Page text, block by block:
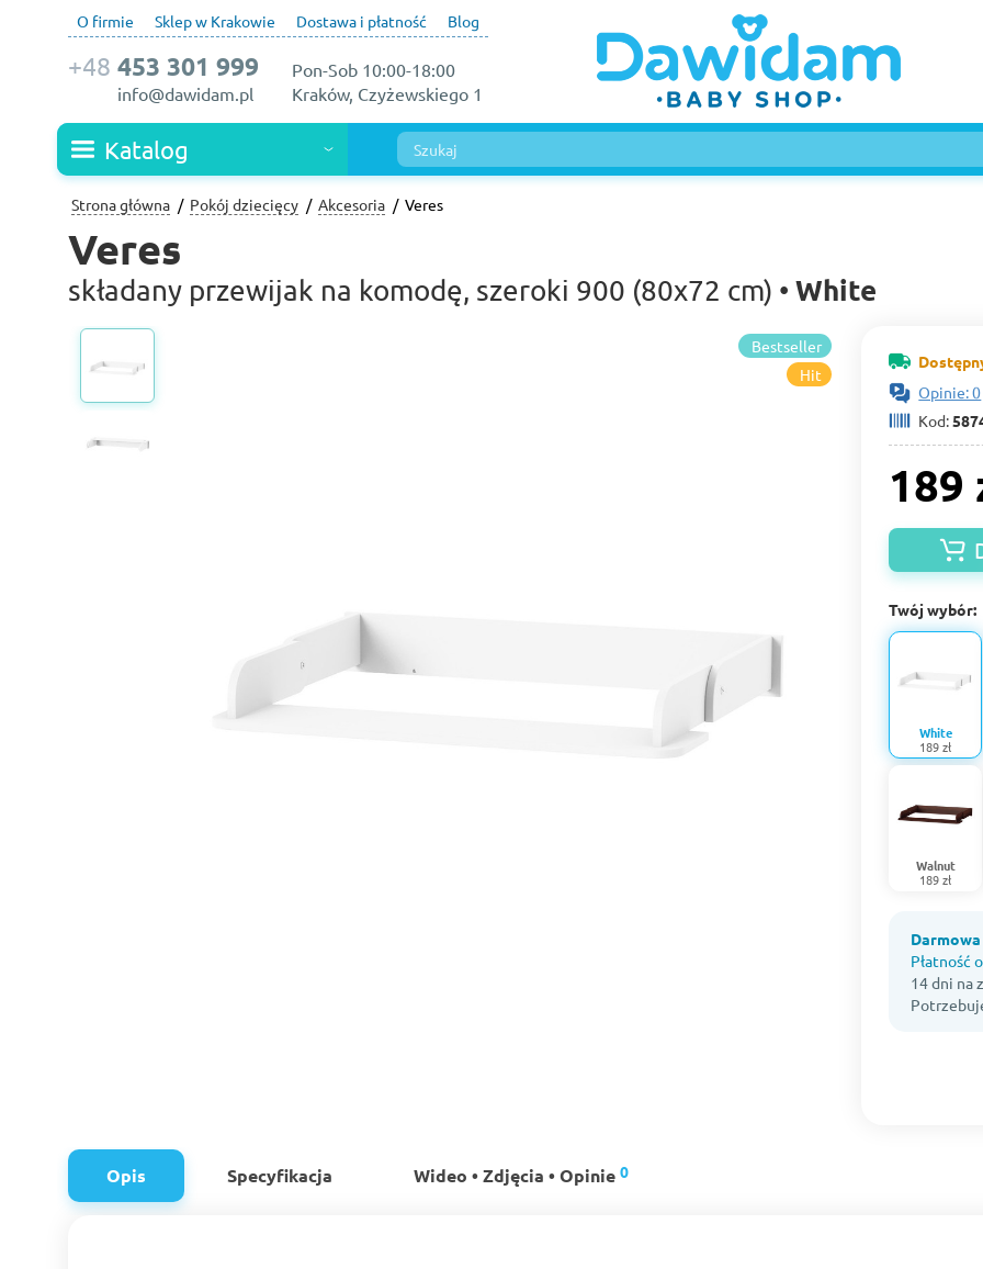
O firmie Sklep w Krakowie Dostawa i płatność Blog
Pon-Sob 10:00-18:00
Kraków, Czyżewskiego 1
+48 453 301 999
info@dawidam.pl
Katalog
Strona główna Pokój dziecięcy Akcesoria Veres
Veres
składany przewijak na komodę, szeroki 900 (80х72 cm) • White
Bestseller
Hit
Opinie: 0
Kod:
189
Twój wybór:
White
189 zł
Walnut
189 zł
Płatność
14 dni na
Opis Specyfikacja Wideo • Zdjęcia • Opinie 0